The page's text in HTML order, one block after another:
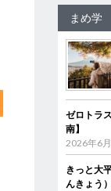
まめ学
ゼロトラ
南】
2026年6
きっと大
んきょう